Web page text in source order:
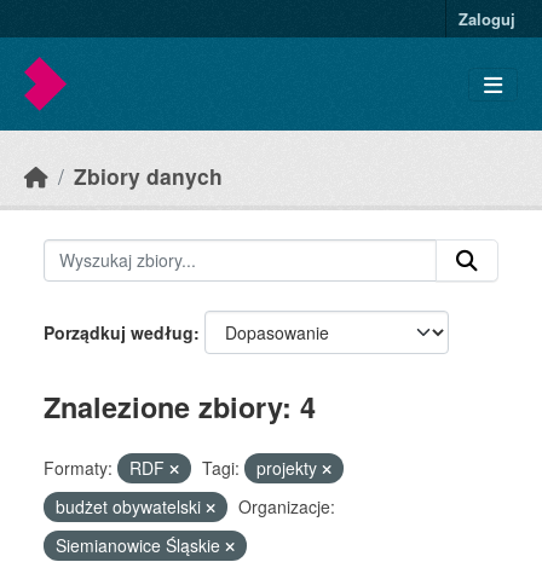
Zaloguj
Zbiory danych
Porządkuj według
Znalezione zbiory: 4
Formaty: RDF Tagi:
projekty
budżet obywatelski
Organizacje:
Siemianowice Śląskie